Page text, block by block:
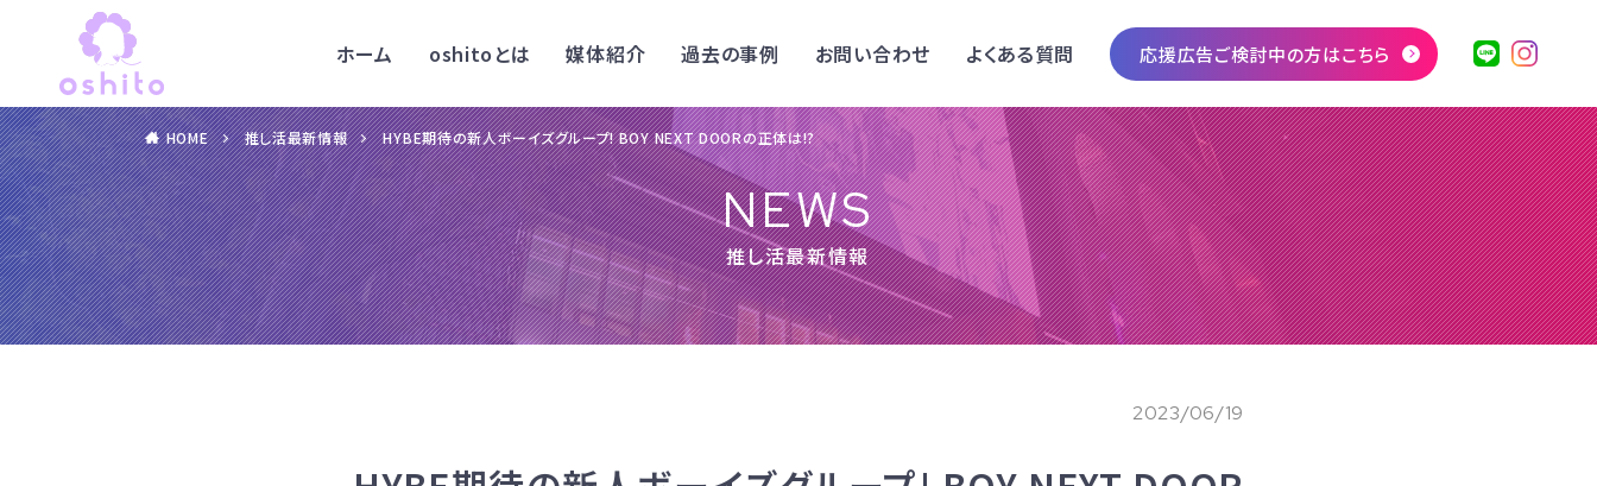
ホーム oshitoとは 媒体紹介 過去の事例 お問い合わせ よくある質問 応援広告ご検討中の方はこちら
HOME 推し活最新情報 HYBE期待の新人ボーイズグループ! BOY NEXT DOORの正体は!?
NEWS
推し活最新情報
2023/06/19